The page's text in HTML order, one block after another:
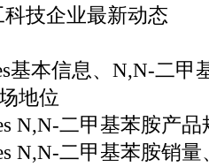
技企业最新动态
基本信息、N,N-二
地位
N,N-二甲基苯胺产
N,N-二甲基苯胺销